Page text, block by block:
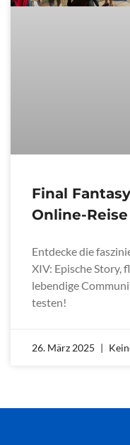
Final
Online-
Entdecke die
XIV: Epische Story,
lebendige
testen!
26. März 2025